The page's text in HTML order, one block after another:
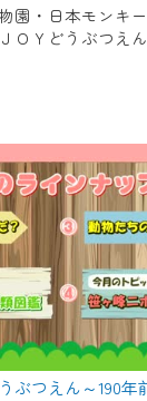
ＯＹどうぶつえん